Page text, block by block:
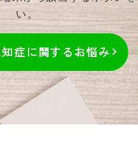
い。
症に関するお悩み